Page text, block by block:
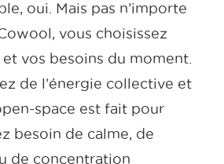
oui. Mais pas n’importe
vous choisissez
vos besoins du moment.
de l’énergie collective et
space est fait pour
besoin de calme, de
de concentration